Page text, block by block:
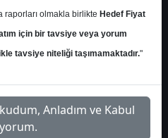
Paralel
Get.
2
Üstü Get.
1
raporları olmakla birlikte Hedef Fiyat
için bir tavsiye veya yorum
tavsiye niteliği taşımamaktadır."
Anladım ve Kabul